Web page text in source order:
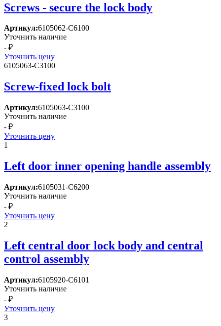
Screws - secure the lock body
Артикул:6105062-C6100
Уточнить наличие
- ₽
Уточнить цену
6105063-C3100
Screw-fixed lock bolt
Артикул:6105063-C3100
Уточнить наличие
- ₽
Уточнить цену
1
Left door inner opening handle assembly
Артикул:6105031-C6200
Уточнить наличие
- ₽
Уточнить цену
2
Left central door lock body and central
control assembly
Артикул:6105920-C6101
Уточнить наличие
- ₽
Уточнить цену
3